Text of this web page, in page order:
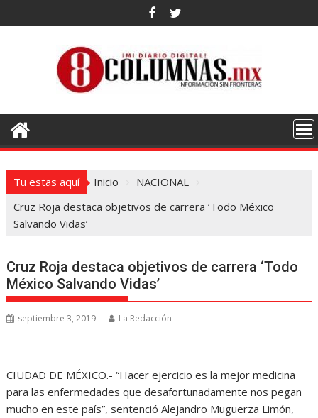
al
Tu estas aquí Inicio
NACIONAL
Cruz Roja destaca objetivos de carrera ‘Todo México
Salvando Vidas’
Cruz Roja destaca objetivos de carrera ‘Todo
México Salvando Vidas’
septiembre 3, 2019 La Redacción
CIUDAD DE MÉXICO.- “Hacer ejercicio es la mejor medicina
para las enfermedades que desafortunadamente nos pegan
mucho en este país”, sentenció Alejandro Muguerza Limón,